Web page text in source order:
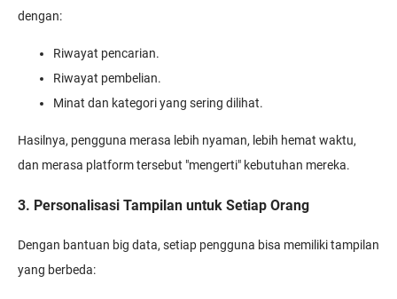
dengan:
Riwayat pencarian.
Riwayat pembelian.
Minat dan kategori yang sering dilihat.
Hasilnya, pengguna merasa lebih nyaman, lebih hemat waktu,
dan merasa platform tersebut "mengerti" kebutuhan mereka.
3. Personalisasi Tampilan untuk Setiap Orang
Dengan bantuan big data, setiap pengguna bisa memiliki tampilan
yang berbeda: